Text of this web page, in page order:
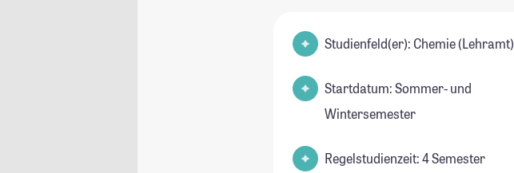
Studienfeld(er): Chemie (Lehramt)
Startdatum: Sommer- und
Wintersemester
Regelstudienzeit: 4 Semester